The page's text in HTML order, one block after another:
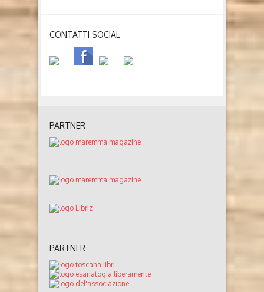
CONTATTI SOCIAL
PARTNER
PARTNER